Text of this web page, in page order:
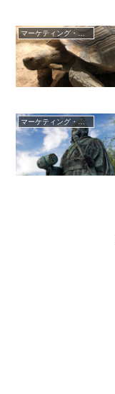
マーケティング・営業戦略
マーケティング・営業戦略